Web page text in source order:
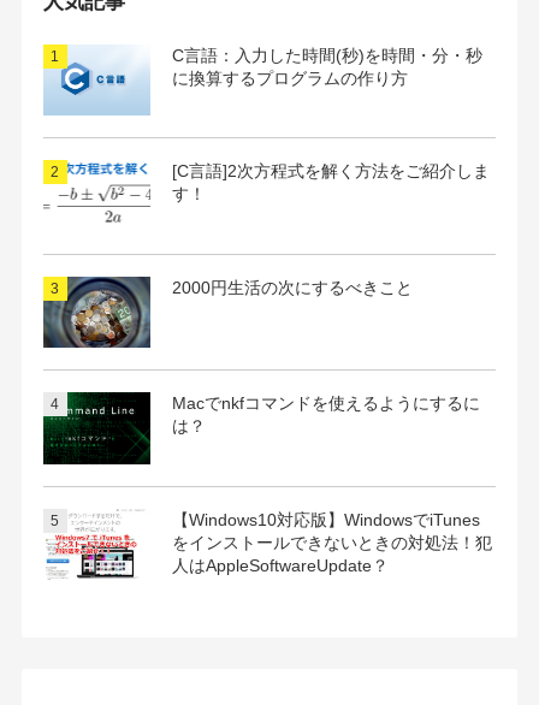
C言語：入力した時間(秒)を時間・分・秒
に換算するプログラムの作り方
[C言語]2次方程式を解く方法をご紹介しま
す！
2000円生活の次にするべきこと
Macでnkfコマンドを使えるようにするに
は？
【Windows10対応版】WindowsでiTunes
をインストールできないときの対処法！犯
人はAppleSoftwareUpdate？